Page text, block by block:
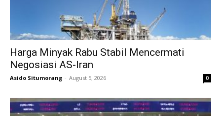
Harga Minyak Rabu Stabil Mencermati
Negosiasi AS-Iran
Asido Situmorang - August 5, 2026 0